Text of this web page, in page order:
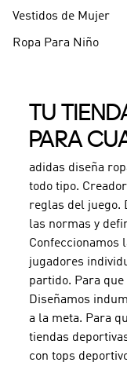
Vestidos de Mujer
Ropa Para Niño
TU
PARA
adidas diseña
todo tipo.
reglas del juego.
las normas y
Confeccionamos
jugadores
partido. Para
Diseñamos
a la meta. Para
tiendas
con tops